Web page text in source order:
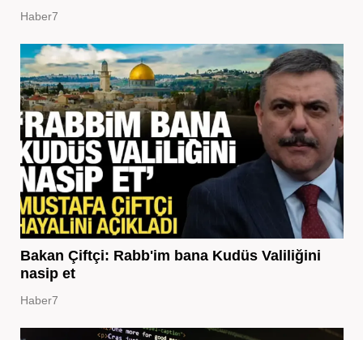
Haber7
Bakan Çiftçi: Rabb'im bana Kudüs Valiliğini
nasip et
Haber7